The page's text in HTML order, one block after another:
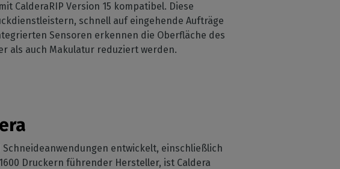
IhreCalderaRIP Version 15 kompatibel. Diese
schnell auf eingehende Aufträge
Sensoren erkennen die Oberfläche des
als auch Makulatur reduziert werden.
entwickelt, einschließlich
Druckern führender Hersteller, ist Caldera